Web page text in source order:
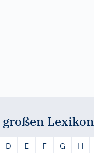
großen Lexikon
D E F G H